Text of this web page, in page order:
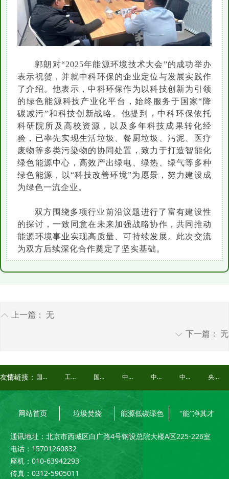
郭朗对“2025年能源环境技术大会”的成功举办
表示祝贺，并就中科环保的企业定位与发展实践作
了介绍。他表示，中科环保作为以科技创新为引领
的绿色能源科技产业化平台，始终服务于国家“降
碳减污”和科技创新战略。他提到，中科环保依托
科研院所及高校资源，以及多年科技成果转化经
验，已率先实现生活垃圾、餐厨垃圾、污泥、医疗
废物等多类污染物的协同处置，致力于打造智能化
绿色能源中心，高效产出绿电、绿热、绿气等多种
绿色能源，以“科技改善环境”为愿景，努力建设成
为绿色一流企业。
双方围绕多项行业前沿议题进行了富有建设性
的探讨，一致同意在未来加强战略协作，共同推动
能源环境事业实现高质量、可持续发展。此次交流
为双方后续深化合作奠定了坚实基础。
ꂁ 上一篇： 无
ꀅ 下一篇： 无
网站首页 垃圾焚烧 能源低碳绿色 “能”净其才
通讯地址：北京市西城区白广路4号钢设总院大楼A区225-226室
电话：15701260832
座机：010-63942293
传真：0312-5905011
生态环境部 国家发展和改革委员会 工业和信息化部 国家能源局 中华环保联合会 中国环境报 中国能源报 央视频
友情链接：